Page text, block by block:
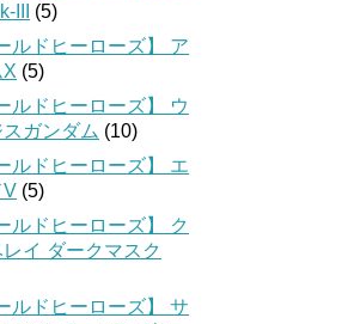
III
(5)
ルドヒーローズ】 ア
(5)
ルドヒーローズ】 ウ
ガンダム (10)
ルドヒーローズ】 エ
V (5)
ルドヒーローズ】 ク
イ ダークマスク
ルドヒーローズ】 サ